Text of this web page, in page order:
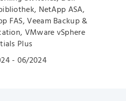
NetApp ASA,
FAS, Veeam Backup &
VMware vSphere
Plus
- 06/2024